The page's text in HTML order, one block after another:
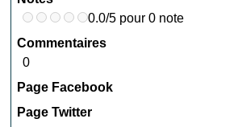
0.0/5 pour 0 note
Commentaires
0
Page Facebook
Page Twitter